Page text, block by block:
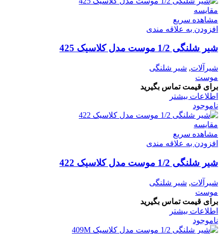
مقایسه
مشاهده سریع
افزودن به علاقه مندی
شیر شلنگی 1/2 موست مدل کلاسیک 425
شیرآلات, شیر شلنگی
موست
برای قیمت تماس بگیرید
اطلاعات بیشتر
ناموجود
مقایسه
مشاهده سریع
افزودن به علاقه مندی
شیر شلنگی 1/2 موست مدل کلاسیک 422
شیرآلات, شیر شلنگی
موست
برای قیمت تماس بگیرید
اطلاعات بیشتر
ناموجود